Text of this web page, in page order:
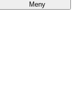
Meny